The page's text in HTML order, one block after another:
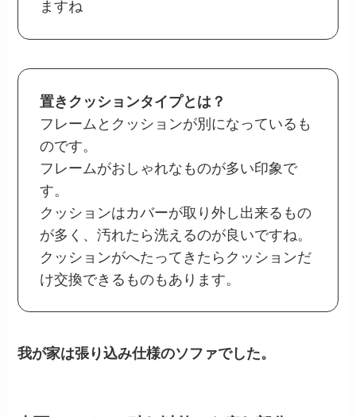
ますね
置きクッションタイプとは？
フレームとクッションが別になっているも
のです。
フレームがおしゃれなものが多い印象で
す。
クッションはカバーが取り外し出来るもの
が多く、汚れたら洗えるのが良いですね。
クッションがへたってきたらクッションだ
け交換できるものもあります。
我が家は張り込み仕様のソファでした。